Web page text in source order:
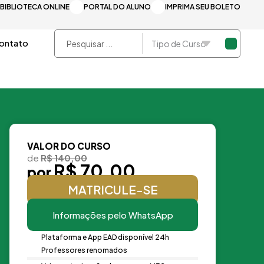
IMPRIMA SEU BOLETO
PORTAL DO ALUNO
BIBLIOTECA ONLINE
Pesquisar
...
VALOR DO CURSO
de R$ 140,00
porR$ 70,00
MATRICULE-SE
Informações pelo WhatsApp
Plataforma e App EAD disponível 24h
Professores renomados